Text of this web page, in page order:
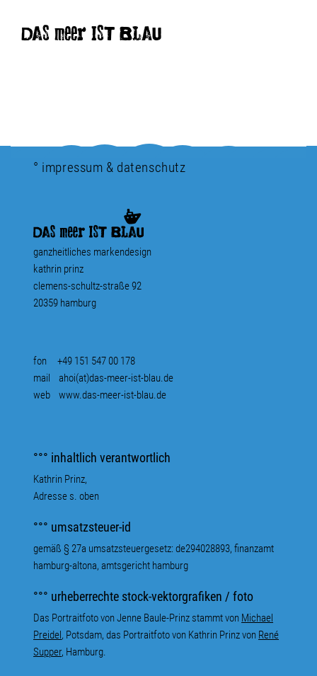
DAS meer IST BLAU
° impressum & datenschutz
ganzheitliches markendesign
kathrin prinz
clemens-schultz-straße 92
20359 hamburg
fon +49 151 547 00 178
mailahoi(at)das-meer-ist-blau.de
webwww.das-meer-ist-blau.de
°°° inhaltlich verantwortlich
Kathrin Prinz,
Adresse s. oben
°°° umsatzsteuer-id
gemäß § 27a umsatzsteuergesetz: de294028893, finanzamt
hamburg-altona, amtsgericht hamburg
°°° urheberrechte stock-vektorgrafiken / foto
Das Portraitfoto von Jenne Baule-Prinz stammt von Michael
Preidel, Potsdam, das Portraitfoto von Kathrin Prinz von René
Supper, Hamburg.